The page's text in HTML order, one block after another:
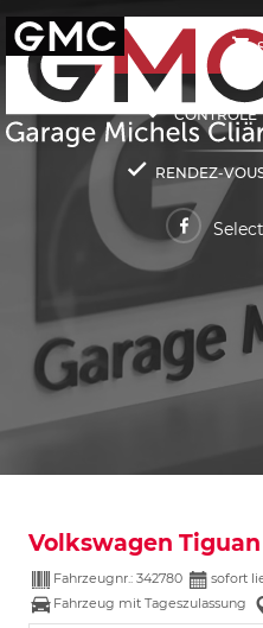
CONTRÔLE
RENDEZ-
Volkswagen Tiguan
Fahrzeugnr.: 342780
sofort
Fahrzeug mit Tageszulassung